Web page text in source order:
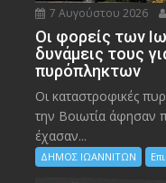
7 Αυγούστου 2026
Οι φορείς των
δυνάμεις τους
πυρόπληκτων
Οι καταστροφικές
την Bοιωτία
έχασαν...
ΔΗΜΟΣ ΙΩΑΝΝΙΤΩΝ